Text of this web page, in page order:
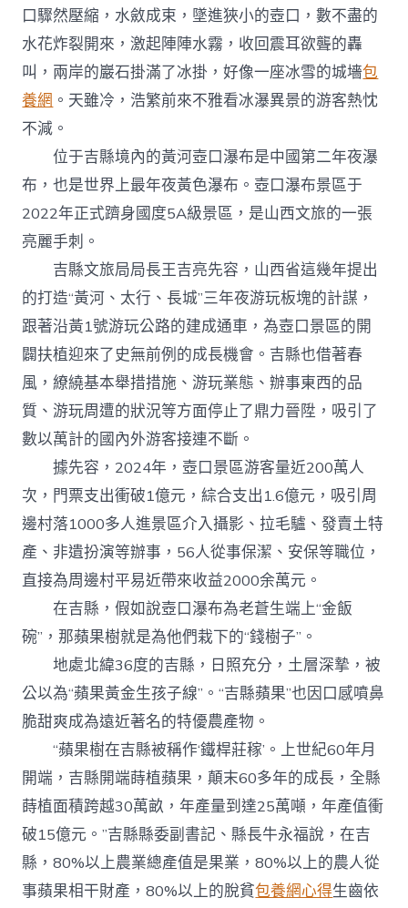
口驟然壓縮，水斂成束，墜進狹小的壺口，數不盡的
水花炸裂開來，激起陣陣水霧，收回震耳欲聾的轟
叫，兩岸的巖石掛滿了冰掛，好像一座冰雪的城墻包
養網 。天雖冷，浩繁前來不雅看冰瀑異景的游客熱忱
不減。
位于吉縣境內的黃河壺口瀑布是中國第二年夜瀑
布，也是世界上最年夜黃色瀑布。壺口瀑布景區于
2022年正式躋身國度5A級景區，是山西文旅的一張
亮麗手刺。
吉縣文旅局局長王吉亮先容，山西省這幾年提出
的打造“黃河、太行、長城”三年夜游玩板塊的計謀，
跟著沿黃1號游玩公路的建成通車，為壺口景區的開
闢扶植迎來了史無前例的成長機會。吉縣也借著春
風，繚繞基本舉措措施、游玩業態、辦事東西的品
質、游玩周遭的狀況等方面停止了鼎力晉陞，吸引了
數以萬計的國內外游客接連不斷。
據先容，2024年，壺口景區游客量近200萬人
次，門票支出衝破1億元，綜合支出1.6億元，吸引周
邊村落1000多人進景區介入攝影、拉毛驢、發賣土特
產、非遺扮演等辦事，56人從事保潔、安保等職位，
直接為周邊村平易近帶來收益2000余萬元。
在吉縣，假如說壺口瀑布為老蒼生端上“金飯
碗”，那蘋果樹就是為他們栽下的“錢樹子”。
地處北緯36度的吉縣，日照充分，土層深摯，被
公以為“蘋果黃金生孩子線”。“吉縣蘋果”也因口感噴鼻
脆甜爽成為遠近著名的特優農產物。
“蘋果樹在吉縣被稱作‘鐵桿莊稼’。上世紀60年月
開端，吉縣開端蒔植蘋果，顛末60多年的成長，全縣
蒔植面積跨越30萬畝，年產量到達25萬噸，年產值衝
破15億元。”吉縣縣委副書記、縣長牛永福說，在吉
縣，80%以上農業總產值是果業，80%以上的農人從
事蘋果相干財產，80%以上的脫貧包養網心得生齒依